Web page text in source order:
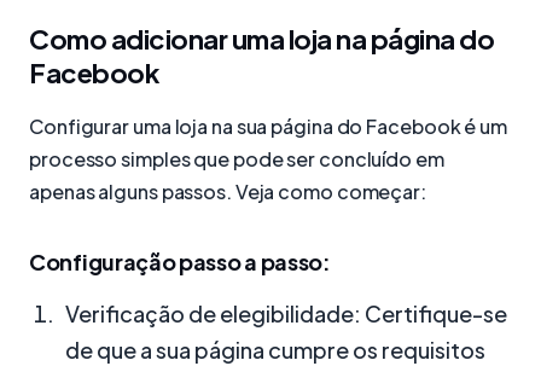
Como adicionar uma loja na página do
Facebook
Configurar uma loja na sua página do Facebook é um
processo simples que pode ser concluído em
apenas alguns passos. Veja como começar:
Configuração passo a passo:
Verificação de elegibilidade: Certifique-se
de que a sua página cumpre os requisitos